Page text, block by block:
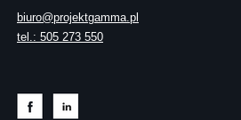
biuro@projektgamma.pl
tel.: 505 273 550